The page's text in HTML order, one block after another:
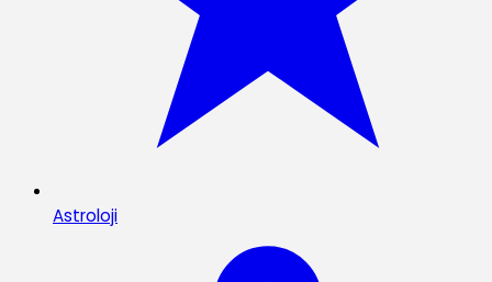
Astroloji